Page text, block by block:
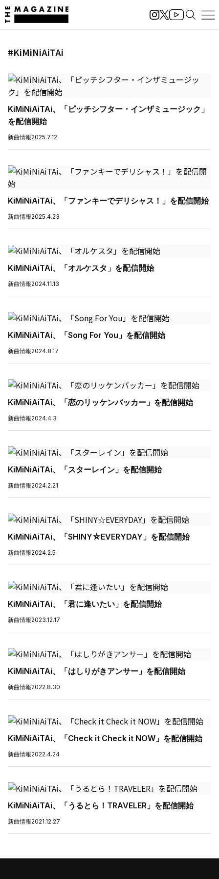
#KiMiNiAiTAi
KiMiNiAiTAi、「ピッチシフター・インザミュージック」
を配信開始
新曲情報2025.7.12
KiMiNiAiTAi、「ファンキーでデリシャス！」を配信開始
新曲情報2025.4.23
KiMiNiAiTAi、「オルケスタ」を配信開始
新曲情報2024.11.13
KiMiNiAiTAi、「Song For You」を配信開始
新曲情報2024.8.17
KiMiNiAiTAi、「恋のリッケンバッカー」を配信開始
新曲情報2024.4.3
KiMiNiAiTAi、「スターレイン」を配信開始
新曲情報2024.2.21
KiMiNiAiTAi、「SHINY☆EVERYDAY」を配信開始
新曲情報2024.2.5
KiMiNiAiTAi、「君に逢いたい」を配信開始
新曲情報2023.12.17
KiMiNiAiTAi、「はしりがきアンサー」を配信開始
新曲情報2022.8.30
KiMiNiAiTAi、「Check it Check it NOW」を配信開始
新曲情報2022.4.24
KiMiNiAiTAi、「うるとら！TRAVELER」を配信開始
新曲情報2021.12.27